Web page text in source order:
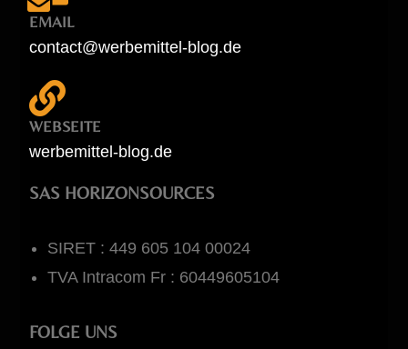
EMAIL
contact@werbemittel-blog.de
WEBSEITE
werbemittel-blog.de
SAS HORIZONSOURCES
SIRET : 449 605 104 00024
TVA Intracom Fr : 60449605104
FOLGE UNS